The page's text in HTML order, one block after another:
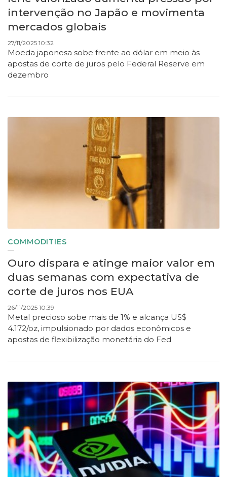
intervenção no Japão e movimenta
mercados globais
27/11/2025 10:32
Moeda japonesa sobe frente ao dólar em meio às
apostas de corte de juros pelo Federal Reserve em
dezembro
COMMODITIES
Ouro dispara e atinge maior valor em
duas semanas com expectativa de
corte de juros nos EUA
26/11/2025 10:39
Metal precioso sobe mais de 1% e alcança US$
4.172/oz, impulsionado por dados econômicos e
apostas de flexibilização monetária do Fed